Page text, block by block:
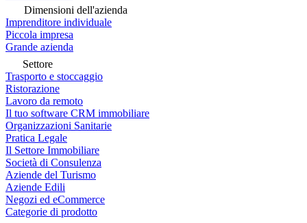
Dimensioni dell'azienda
Imprenditore individuale
Piccola impresa
Grande azienda
Settore
Trasporto e stoccaggio
Ristorazione
Lavoro da remoto
Il tuo software CRM immobiliare
Organizzazioni Sanitarie
Pratica Legale
Il Settore Immobiliare
Società di Consulenza
Aziende del Turismo
Aziende Edili
Negozi ed eCommerce
Categorie di prodotto